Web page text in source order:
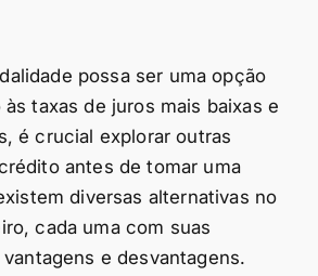
possa ser uma opção
taxas de juros mais baixas e
é crucial explorar outras
antes de tomar uma
diversas alternativas no
cada uma com suas
e desvantagens.